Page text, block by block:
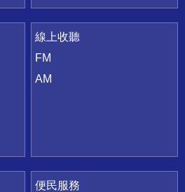
線上收聽
FM
AM
便民服務